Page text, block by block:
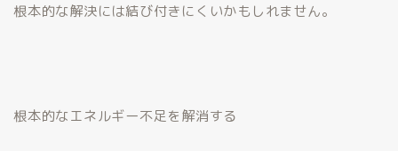
根本的な解決には結び付きにくいかもしれません。
根本的なエネルギー不足を解消する